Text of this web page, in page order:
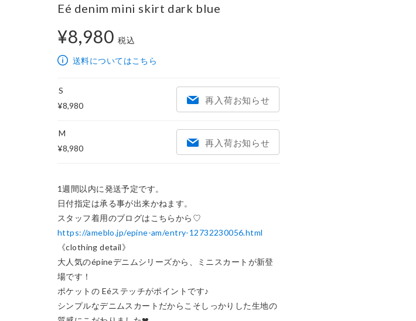
Eé denim mini skirt dark blue
¥8,980税込
8,980円送料についてはこちら
S
¥8,980
再入荷お知らせ
M
¥8,980
再入荷お知らせ
1週間以内に発送予定です。
日付指定は承る事が出来かねます。
https://ameblo.jp/epine-am/entry-12732230056.html
《clothing detail》
大人気のépineデニムシリーズから、ミニスカートが新登
場です！
ポケットの Eéステッチがポイントです♪
シンプルなデニムスカートだからこそしっかりした生地の